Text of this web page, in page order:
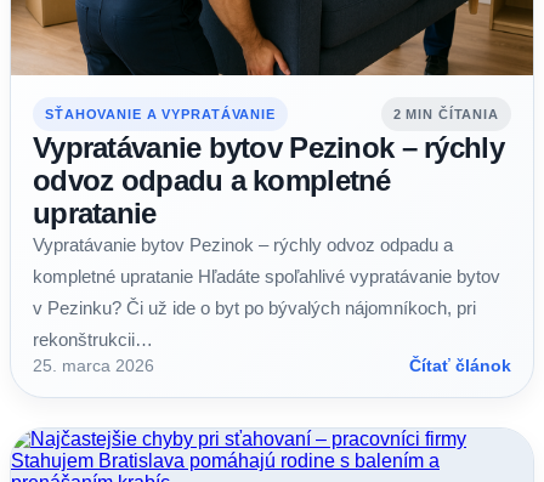
SŤAHOVANIE A VYPRATÁVANIE 2 MIN ČÍTANIA
Vypratávanie bytov Pezinok – rýchly
odvoz odpadu a kompletné
upratanie
Vypratávanie bytov Pezinok – rýchly odvoz odpadu a
kompletné upratanie Hľadáte spoľahlivé vypratávanie bytov
v Pezinku? Či už ide o byt po bývalých nájomníkoch, pri
rekonštrukcii…
25. marca 2026 Čítať článok